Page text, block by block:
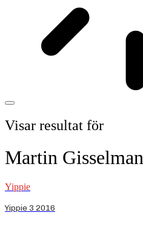
Visar resultat för
Martin Gisselman
Yippie
Yippie 3 2016